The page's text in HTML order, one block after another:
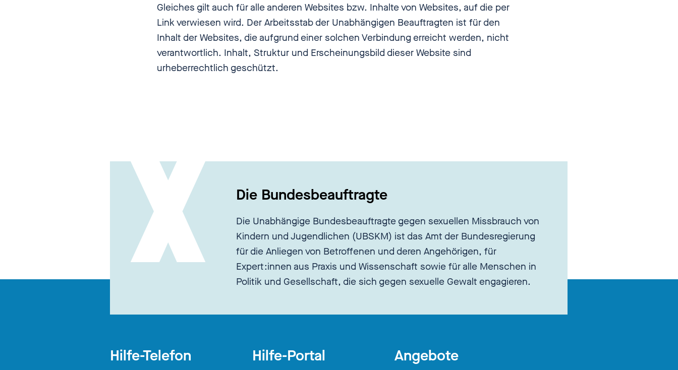
Gleiches gilt auch für alle anderen Websites bzw. Inhalte von Websites, auf die per
Link verwiesen wird. Der Arbeitsstab der Unabhängigen Beauftragten ist für den
Inhalt der Websites, die aufgrund einer solchen Verbindung erreicht werden, nicht
verantwortlich. Inhalt, Struktur und Erscheinungsbild dieser Website sind
urheberrechtlich geschützt.
Die Bundesbeauftragte
Die Unabhängige Bundesbeauftragte gegen sexuellen Missbrauch von
Kindern und Jugendlichen (UBSKM) ist das Amt der Bundesregierung
für die Anliegen von Betroffenen und deren Angehörigen, für
Expert:innen aus Praxis und Wissenschaft sowie für alle Menschen in
Politik und Gesellschaft, die sich gegen sexuelle Gewalt engagieren.
Hilfe-Telefon Hilfe-Portal Angebote